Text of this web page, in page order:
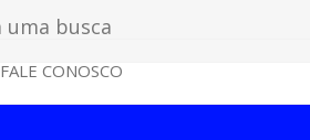
FALE CONOSCO